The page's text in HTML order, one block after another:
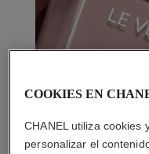
COOKIES EN
CHANEL utiliza cookies
personalizar el